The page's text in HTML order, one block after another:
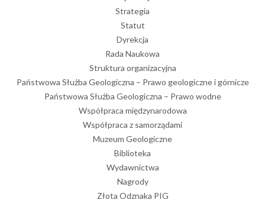
Strategia
Statut
Dyrekcja
Rada Naukowa
Struktura organizacyjna
Państwowa Służba Geologiczna – Prawo geologiczne i górnicze
Państwowa Służba Geologiczna – Prawo wodne
Współpraca międzynarodowa
Współpraca z samorządami
Muzeum Geologiczne
Biblioteka
Wydawnictwa
Nagrody
Złota Odznaka PIG